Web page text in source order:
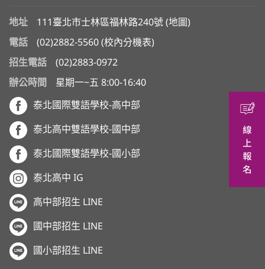
地址 111臺北市士林區福林路240號 (地圖 )
電話
(02)2882-5560 (校內分機表)
招生電話
(02)2883-0972
辦公時間
星期一~五 8:00-16:40
泰北國際雙語學校-高中部
泰北高中雙語學校-國中部
泰北國際雙語學校-國小部
泰北高中 IG
高中部招生 LINE
國中部招生 LINE
國小部招生 LINE